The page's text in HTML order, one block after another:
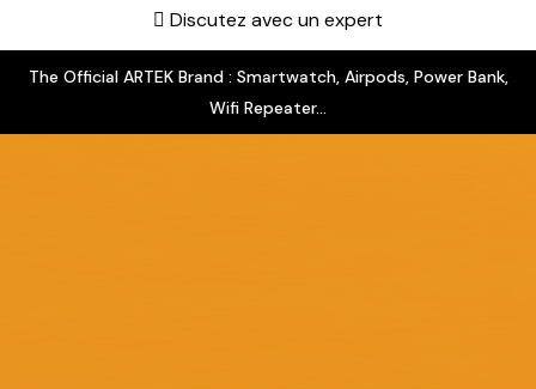
Discutez avec un expert
The Official ARTEK Brand : Smartwatch, Airpods, Power Bank,
Wifi Repeater...